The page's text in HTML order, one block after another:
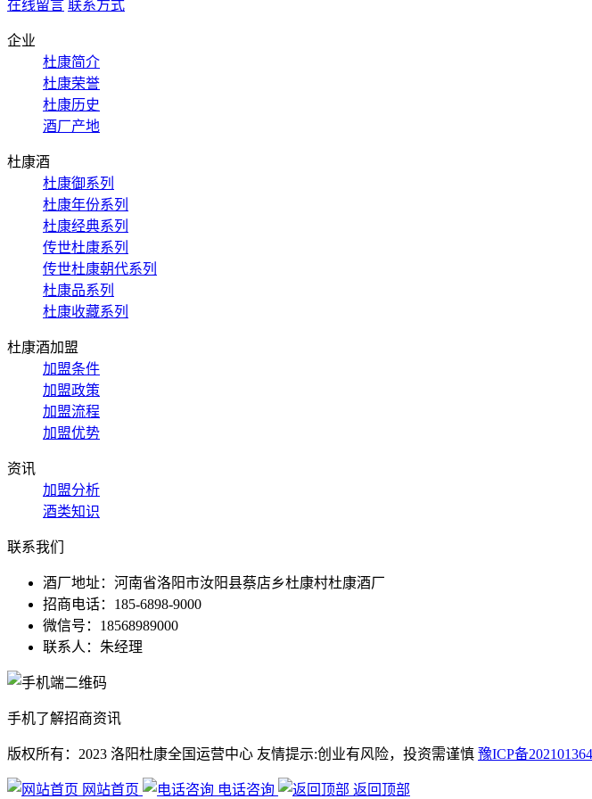
在线留言 联系方式
企业
杜康简介
杜康荣誉
杜康历史
酒厂产地
杜康酒
杜康御系列
杜康年份系列
杜康经典系列
传世杜康系列
传世杜康朝代系列
杜康品系列
杜康收藏系列
杜康酒加盟
加盟条件
加盟政策
加盟流程
加盟优势
资讯
加盟分析
酒类知识
联系我们
酒厂地址：河南省洛阳市汝阳县蔡店乡杜康村杜康酒厂
招商电话：185-6898-9000
微信号：18568989000
联系人：朱经理
手机了解招商资讯
版权所有：2023 洛阳杜康全国运营中心 友情提示:创业有风险，投资需谨慎 豫ICP备
网站首页 电话咨询 返回顶部